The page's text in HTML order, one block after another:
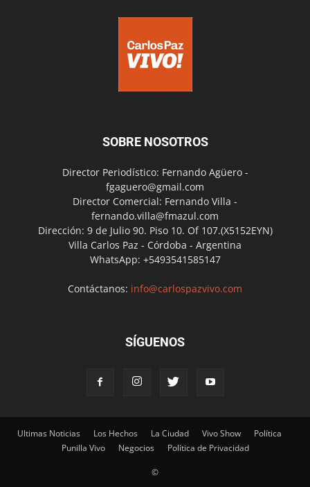
SOBRE NOSOTROS
Director Periodístico: Fernando Agüero -
fgaguero@gmail.com
Director Comercial: Fernando Villa -
fernando.villa@fmazul.com
Dirección: 9 de Julio 90. Piso 10. Of 107.(X5152EYN)
Villa Carlos Paz - Córdoba - Argentina
WhatsApp: +5493541585147
Contáctanos: info@carlospazvivo.com
SÍGUENOS
Ultimas Noticias Los Hechos La Ciudad Vivo Show
Política
Punilla Vivo
Negocios Política de Privacidad
©